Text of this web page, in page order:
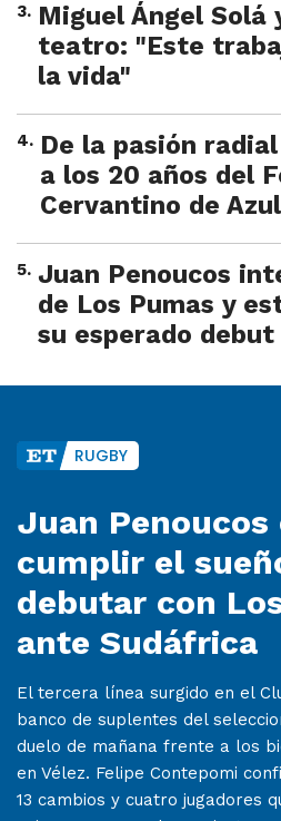
3. Miguel Ángel Solá
teatro: "Este
la vida"
4. De la pasión
a los 20 años del
Cervantino de Azul
5. Juan Penoucos
de Los Pumas y
su esperado debut
RUGBY
Juan Penoucos
cumplir el
debutar con
ante Sudáfrica
El tercera línea surgido en el
banco de suplentes del
duelo de mañana frente a los
en Vélez. Felipe Contepomi
13 cambios y cuatro jugadores